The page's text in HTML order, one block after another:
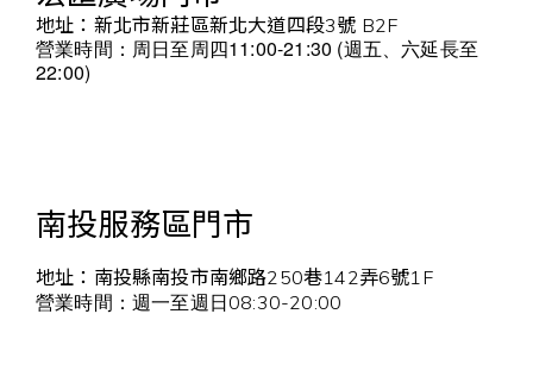
地址：新北市新莊區新北大道四段3號 B2F
營業時間：周日至周四11:00-21:30 (週五、六延長至
22:00)
南投服務區門市
地址：南投縣南投市南鄉路250巷142弄6號1F
營業時間：週一至週日 08:30-20:00